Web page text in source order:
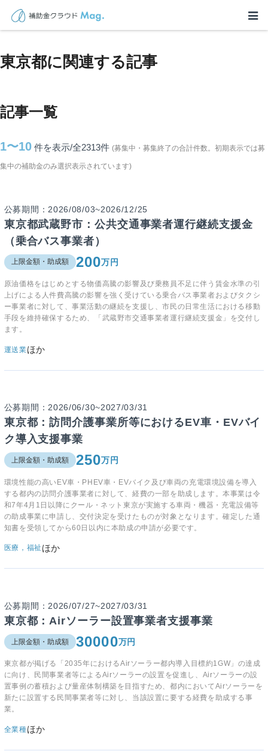
TOP > 補助金・助成金詳細>東京都に関連する記事
東京都に関連する記事
記事一覧
1〜10 件を表示/全2313件 (募集中・募集終了の合計件数。初期表示では募
集中の補助金のみ選択表示されています)
公募期間：2026/08/03~2026/12/25
東京都武蔵野市：公共交通事業者運行継続支援金
（乗合バス事業者）
上限金額・助成額 200万円
原油価格をはじめとする物価高騰の影響及び乗務員不足に伴う賃金水準の引
上げによる人件費高騰の影響を強く受けている乗合バス事業者およびタクシ
ー事業者に対して、事業活動の継続を支援し、市民の日常生活における移動
手段を維持確保するため、「武蔵野市交通事業者運行継続支援金」を交付し
ます。
運送業ほか
公募期間：2026/06/30~2027/03/31
東京都：訪問介護事業所等におけるEV車・EVバイ
ク導入支援事業
上限金額・助成額 250万円
環境性能の高いEV車・PHEV車・EVバイク及び車両の充電環境設備を導入
する都内の訪問介護事業者に対して、経費の一部を助成します。本事業は令
和7年4月1日以降にクール・ネット東京が実施する車両・機器・充電設備等
の助成事業に申請し、交付決定を受けたものが対象となります。確定した通
知書を受領してから60日以内に本助成の申請が必要です。
医療，福祉ほか
公募期間：2026/07/27~2027/03/31
東京都：Airソーラー設置事業者支援事業
上限金額・助成額 30000万円
東京都が掲げる「2035年におけるAirソーラー都内導入目標約1GW」の達成
に向け、民間事業者等によるAirソーラーの設置を促進し、Airソーラーの設
置事例の蓄積および量産体制構築を目指すため、都内においてAirソーラーを
新たに設置する民間事業者等に対し、当該設置に要する経費を助成する事
業。
全業種ほか